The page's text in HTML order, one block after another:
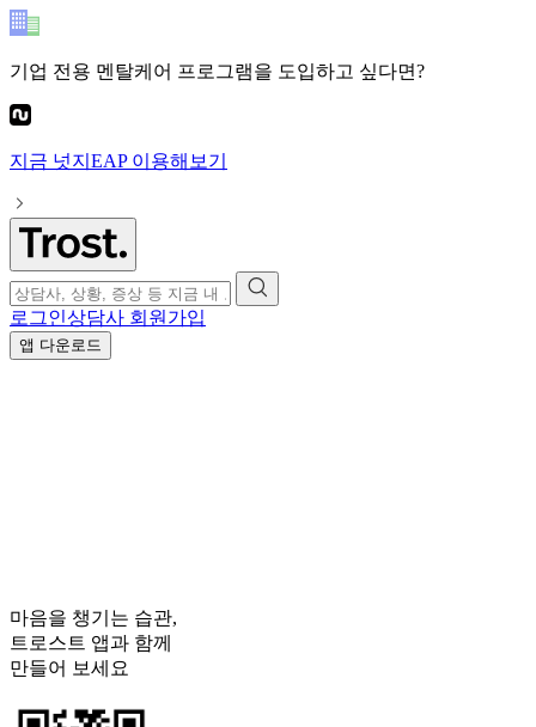
기업 전용 멘탈케어 프로그램을 도입하고 싶다면?
지금 넛지EAP이용해보기
로그인상담사 회원가입
앱 다운로드
마음을 챙기는 습관,
트로스트 앱과 함께
만들어 보세요